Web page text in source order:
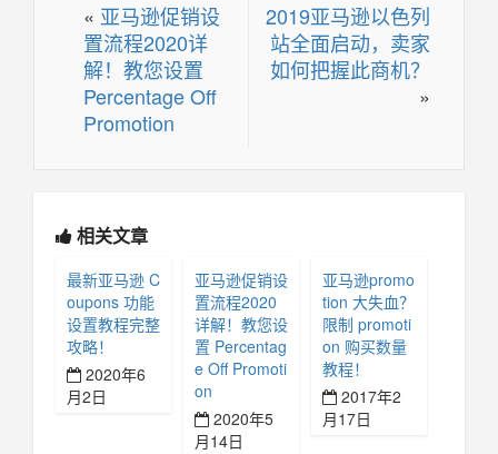
2019亚马逊以色列
站全面启动，卖家
如何把握此商机？
»
« 亚马逊促销设
置流程2020详
解！教您设置
Percentage Off
Promotion
相关文章
最新亚马逊 C
oupons 功能
设置教程完整
攻略！
2020年6
月2日
亚马逊促销设
置流程2020
详解！教您设
置 Percentag
e Off Promoti
on
2020年5
月14日
亚马逊promo
tion 大失血？
限制 promoti
on 购买数量
教程！
2017年2
月17日